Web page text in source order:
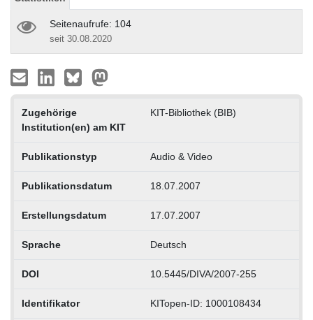
Seitenaufrufe: 104
seit 30.08.2020
Zugehörige
Institution(en) am KIT
KIT-Bibliothek (BIB)
Publikationstyp Audio & Video
Publikationsdatum 18.07.2007
Erstellungsdatum 17.07.2007
Sprache Deutsch
DOI 10.5445/DIVA/2007-255
Identifikator KITopen-ID: 1000108434